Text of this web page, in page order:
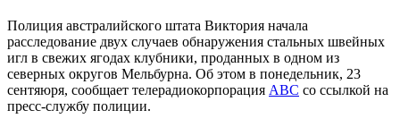
Полиция австралийского штата Виктория начала
расследование двух случаев обнаружения стальных швейных
игл в свежих ягодах клубники, проданных в одном из
северных округов Мельбурна. Об этом в понедельник, 23
сентяюря, сообщает телерадиокорпорация ABC со ссылкой на
пресс-службу полиции.